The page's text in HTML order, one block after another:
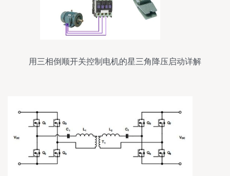
用三相倒顺开关控制电机的星三角降压启动详解